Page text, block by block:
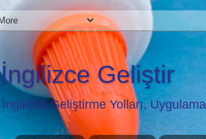
İngilizce Geliştir
İngilizce Geliştirme Yolları,